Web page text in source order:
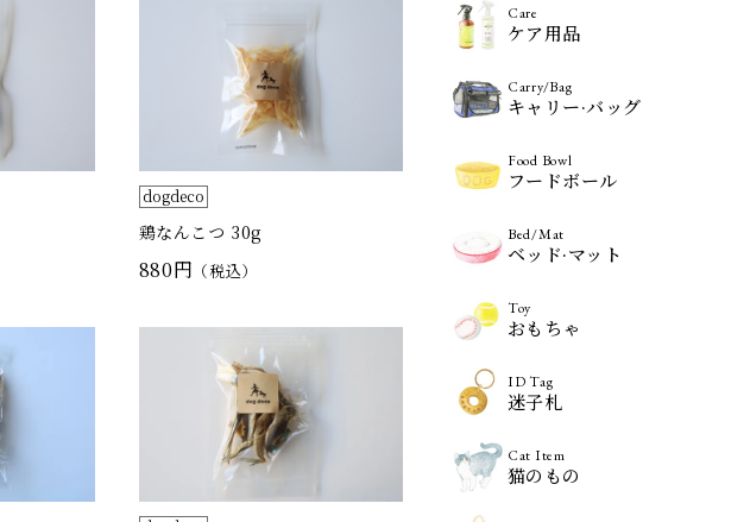
dogdeco
鶏なんこつ 30g
880円 （税込）
Care
ケア用品
Carry/Bag
キャリー·バッグ
Food Bowl
フードボール
Bed/Mat
ベッド·マット
Toy
おもちゃ
ID Tag
迷子札
Cat Item
猫のもの